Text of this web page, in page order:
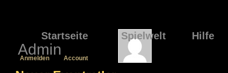
Startseite Spielwelt Hilfe
Admin
Anmelden Account